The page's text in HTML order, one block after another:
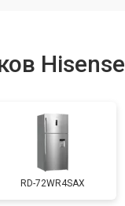
платы)
Hisense
RD-72WR4SAX